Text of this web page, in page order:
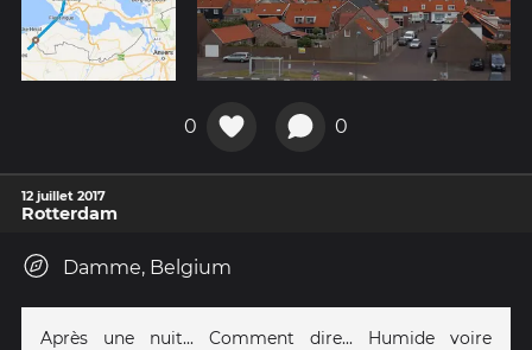
0 0
12 juillet 2017
Rotterdam
Damme, Belgium
Après une nuit... Comment dire... Humide voire